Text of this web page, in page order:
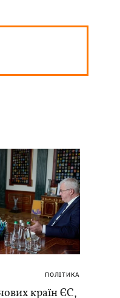
ПОЛІТИКА
країн ЄС,